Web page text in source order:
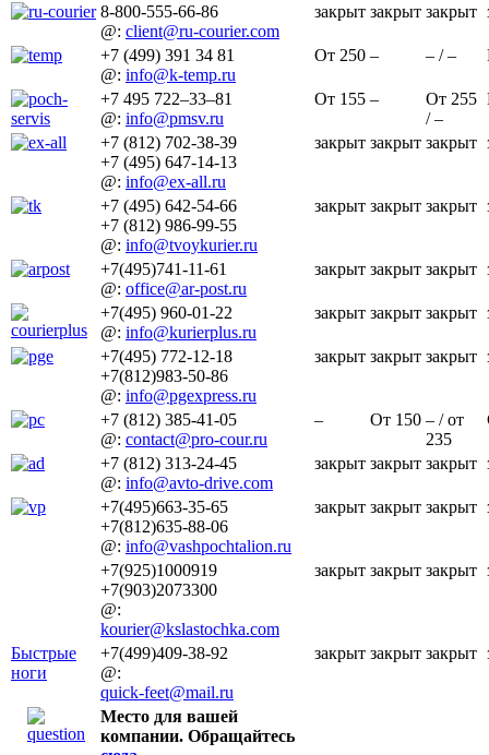
8-800-555-66-86
@: client@ru-courier.com
закрыт закрыт закрыт
+7 (499) 391 34 81
@: info@k-temp.ru
От 250 – – / –
+7 495 722–33–81
@: info@pmsv.ru
От 155 –
От 255
/ –
+7 (812) 702-38-39
+7 (495) 647-14-13
@: info@ex-all.ru
закрыт закрыт закрыт
+7 (495) 642-54-66
+7 (812) 986-99-55
@: info@tvoykurier.ru
закрыт закрыт закрыт
+7(495)741-11-61
@: office@ar-post.ru
закрыт закрыт закрыт
+7(495) 960-01-22
@: info@kurierplus.ru
закрыт закрыт закрыт
+7(495) 772-12-18
+7(812)983-50-86
@: info@pgexpress.ru
закрыт закрыт закрыт
+7 (812) 385-41-05
@: contact@pro-cour.ru
– От 150 – / от
235
+7 (812) 313-24-45
@: info@avto-drive.com
закрыт закрыт закрыт
+7(495)663-35-65
+7(812)635-88-06
@: info@vashpochtalion.ru
закрыт закрыт закрыт
+7(925)1000919
+7(903)2073300
@:
kourier@kslastochka.com
закрыт закрыт закрыт
Быстрые
ноги
+7(499)409-38-92
@:
quick-feet@mail.ru
закрыт закрыт закрыт
Место для вашей
компании. Обращайтесь